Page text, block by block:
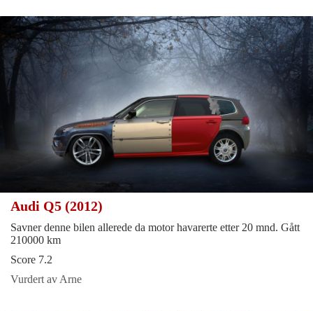
Audi Q5 (2012)
Savner denne bilen allerede da motor havarerte etter 20 mnd. Gått
210000 km
Score 7.2
Vurdert av Arne